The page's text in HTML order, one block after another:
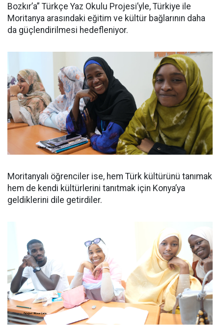
Bozkır’a” Türkçe Yaz Okulu Projesi’yle, Türkiye ile
Moritanya arasındaki eğitim ve kültür bağlarının daha
da güçlendirilmesi hedefleniyor.
Moritanyalı öğrenciler ise, hem Türk kültürünü tanımak
hem de kendi kültürlerini tanıtmak için Konya’ya
geldiklerini dile getirdiler.